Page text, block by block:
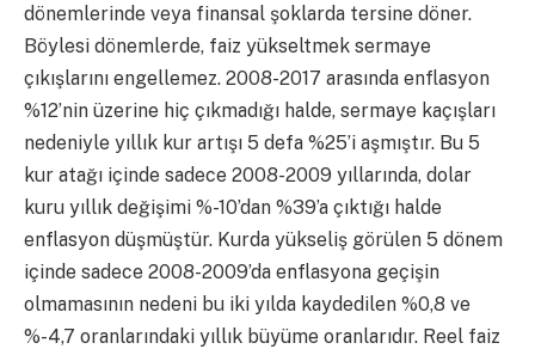
dönemlerinde veya finansal şoklarda tersine döner.
Böylesi dönemlerde, faiz yükseltmek sermaye
çıkışlarını engellemez. 2008-2017 arasında enflasyon
%12’nin üzerine hiç çıkmadığı halde, sermaye kaçışları
nedeniyle yıllık kur artışı 5 defa %25’i aşmıştır. Bu 5
kur atağı içinde sadece 2008-2009 yıllarında, dolar
kuru yıllık değişimi %-10’dan %39’a çıktığı halde
enflasyon düşmüştür. Kurda yükseliş görülen 5 dönem
içinde sadece 2008-2009’da enflasyona geçişin
olmamasının nedeni bu iki yılda kaydedilen %0,8 ve
%-4,7 oranlarındaki yıllık büyüme oranlarıdır. Reel faiz